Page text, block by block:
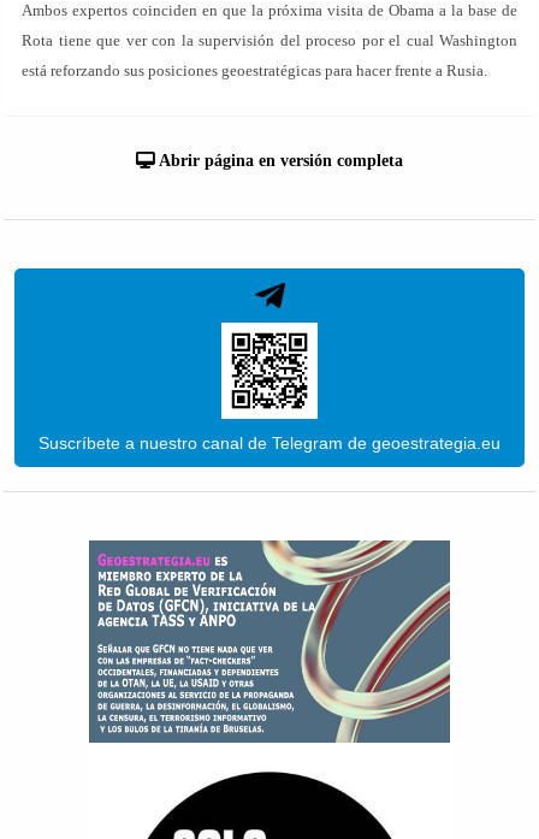
Ambos expertos coinciden en que la próxima visita de Obama a la base de
Rota tiene que ver con la supervisión del proceso por el cual Washington
está reforzando sus posiciones geoestratégicas para hacer frente a Rusia.
Abrir página en versión completa
Suscríbete a nuestro canal de Telegram de geoestrategia.eu